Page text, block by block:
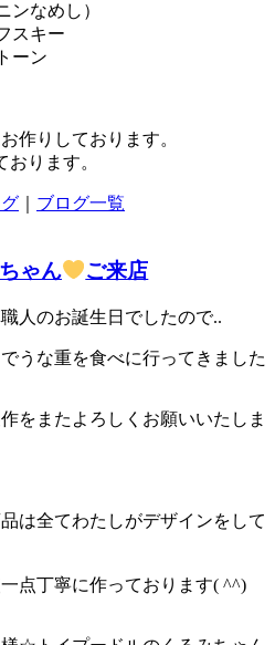
ンなめし）
スキー
ーン
作りしております。
ります。
ブログ一覧
ゃん ご来店
人のお誕生日でしたので..
うな重を食べに行ってきました
をまたよろしくお願いいたしま
は全てわたしがデザインをして
点丁寧に作っております( ^^)